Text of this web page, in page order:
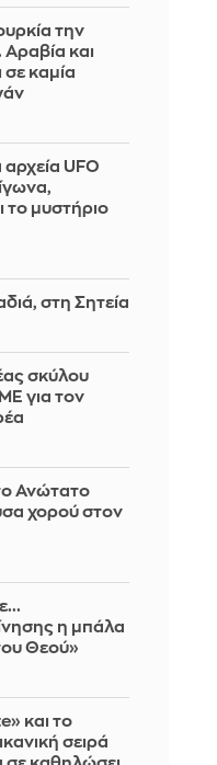
την
και
σε καμία
UFO
το μυστήριο
στη Σητεία
σκύλου
για τον
Ανώτατο
χορού στον
η μπάλα
Θεού»
και το
σειρά